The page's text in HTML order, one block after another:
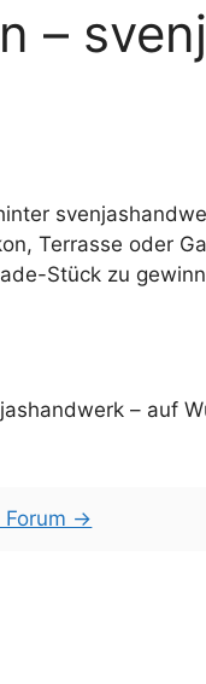
–
Terrasse oder
Stück zu
– auf
Forum →